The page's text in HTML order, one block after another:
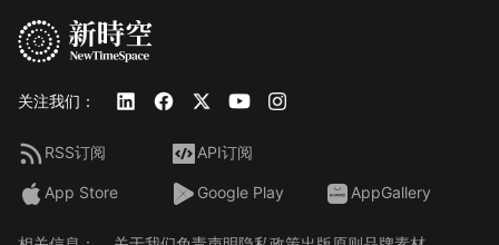
关注我们：
RSS订阅 API订阅
App Store Google Play AppGallery